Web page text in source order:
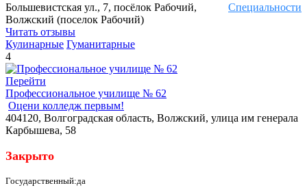
Специальности
Большевистская ул., 7, посёлок Рабочий,
Волжский (поселок Рабочий)
Читать отзывы
Кулинарные Гуманитарные
4
Перейти
Профессиональное училище № 62
Оцени колледж первым!
404120, Волгоградская область, Волжский, улица им генерала
Карбышева, 58
Закрыто
Государственный:да